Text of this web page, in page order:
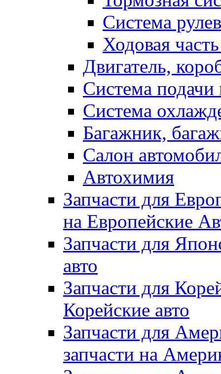
Система
Ходовая
Двигатель,
Система подачи
Система
Багажник,
Салон
Автохимия
Запчасти для
на Европейские
Запчасти для
авто
Запчасти для
Корейские авто
Запчасти для
запчасти на